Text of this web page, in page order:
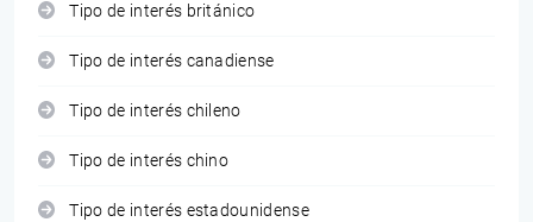
Tipo de interés británico
Tipo de interés canadiense
Tipo de interés chileno
Tipo de interés chino
Tipo de interés estadounidense